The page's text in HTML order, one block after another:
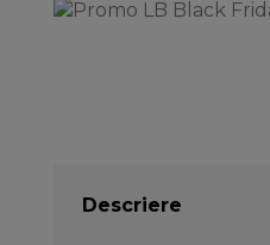
Descriere